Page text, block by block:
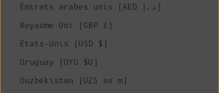
Émirats arabes unis (AED د.إ)
Royaume-Uni (GBP £)
États-Unis (USD $)
Uruguay (UYU $U)
Ouzbékistan (UZS so'm)